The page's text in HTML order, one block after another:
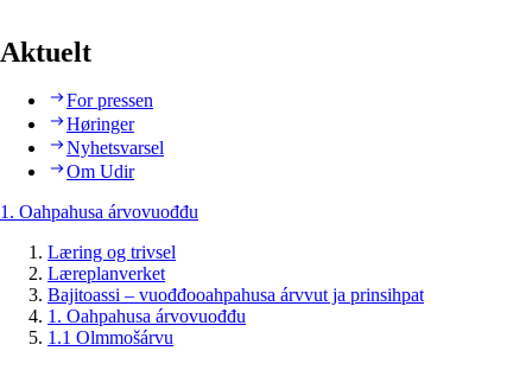
Aktuelt
For pressen
Høringer
Nyhetsvarsel
Om Udir
1. Oahpahusa árvovuođđu
Læring og trivsel
Læreplanverket
Bajitoassi – vuođđooahpahusa árvvut ja prinsihpat
1. Oahpahusa árvovuođđu
1.1 Olmmošárvu